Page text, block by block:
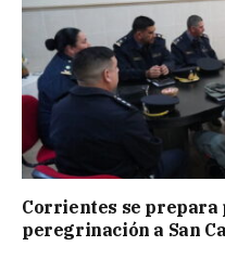
Corrientes se prepara
peregrinación a San